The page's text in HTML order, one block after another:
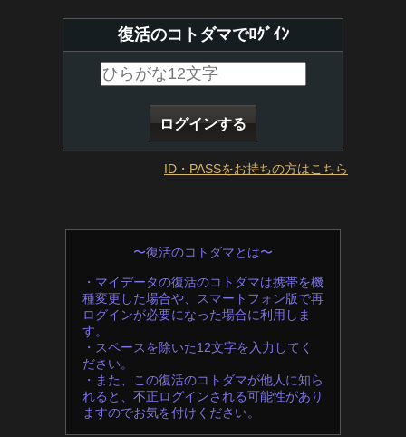
復活のコトダマでﾛｸﾞｲﾝ
ID・PASSをお持ちの方はこちら
〜復活のコトダマとは〜
・マイデータの復活のコトダマは携帯を機
種変更した場合や、スマートフォン版で再
ログインが必要になった場合に利用しま
す。
・スペースを除いた12文字を入力してく
ださい。
・また、この復活のコトダマが他人に知ら
れると、不正ログインされる可能性があり
ますのでお気を付けください。